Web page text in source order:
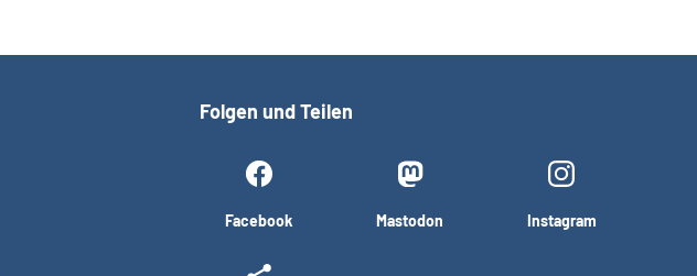
Folgen und Teilen
Facebook Mastodon Instagram